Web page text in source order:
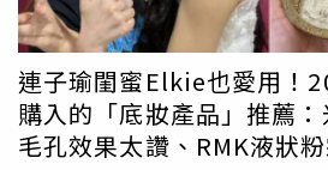
粗，然後盡量靠近眼框。想要畫出
以使用咖啡色睫毛膏、眉膏讓整體
(圖／品牌提供)修飾臉型的可可燕
位置刷出「W」形狀用藕粉色腮紅
「W」形狀，刷至可以兩側可與修容
以用修容加深人中位置，以及幫臉頰
連子瑜閨蜜Elkie也愛用！
購入的「底妝產品」推薦
毛孔效果太讚、RMK液狀